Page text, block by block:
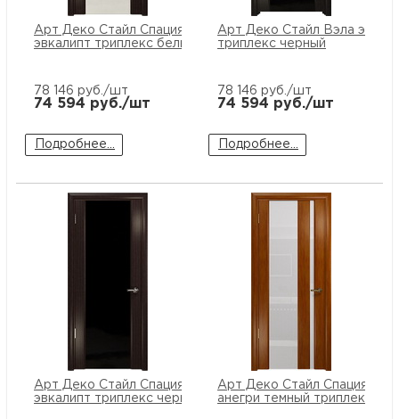
Арт Деко Стайл Спация-3
эвкалипт триплекс белый
78 146 руб./шт
74 594 руб./шт
Подробнее...
Арт Деко Стайл Вэла
триплекс черный
78 146 руб./шт
74 594 руб./шт
Подробнее...
Арт Деко Стайл Спация-3
эвкалипт триплекс черный
Арт Деко Стайл Спация-5
анегри темный триплекс